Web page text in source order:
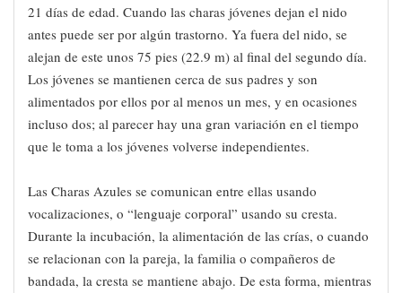
21 días de edad. Cuando las charas jóvenes dejan el nido
antes puede ser por algún trastorno. Ya fuera del nido, se
alejan de este unos 75 pies (22.9 m) al final del segundo día.
Los jóvenes se mantienen cerca de sus padres y son
alimentados por ellos por al menos un mes, y en ocasiones
incluso dos; al parecer hay una gran variación en el tiempo
que le toma a los jóvenes volverse independientes.
Las Charas Azules se comunican entre ellas usando
vocalizaciones, o “lenguaje corporal” usando su cresta.
Durante la incubación, la alimentación de las crías, o cuando
se relacionan con la pareja, la familia o compañeros de
bandada, la cresta se mantiene abajo. De esta forma, mientras